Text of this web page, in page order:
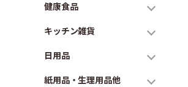
健康食品
キッチン雑貨
日用品
紙用品・生理用品他